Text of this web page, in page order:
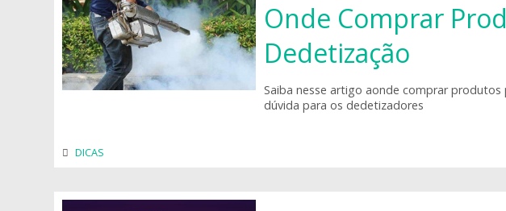
Onde Comprar
Dedetização
Saiba nesse artigo aonde comprar
dúvida para os dedetizadores
DICAS